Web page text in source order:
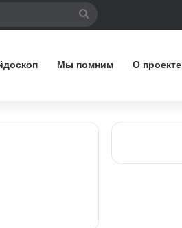
Мы помним О проекте